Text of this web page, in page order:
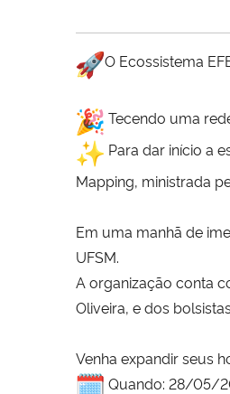
O Ecossistema
Tecendo uma
Para dar início a
Mapping, ministrada
Em uma manhã de
UFSM.
A organização conta
Oliveira, e dos
Venha expandir seus
Quando: 28/05/